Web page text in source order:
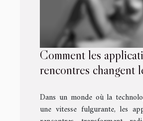
Comment les
rencontres changent
Dans un monde où la
une vitesse fulgurante, les